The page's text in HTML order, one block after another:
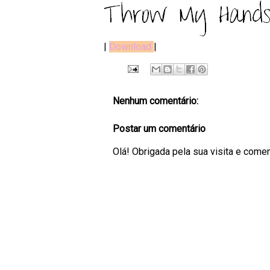
| Download |
Nenhum comentário:
Postar um comentário
Olá! Obrigada pela sua visita e